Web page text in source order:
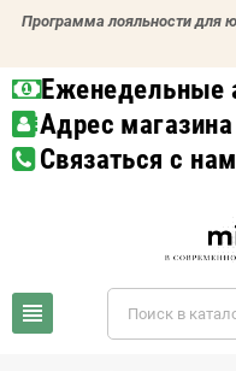
Программа лояльности для
Еженедельные
Адрес магазина
Связаться с
view_headline